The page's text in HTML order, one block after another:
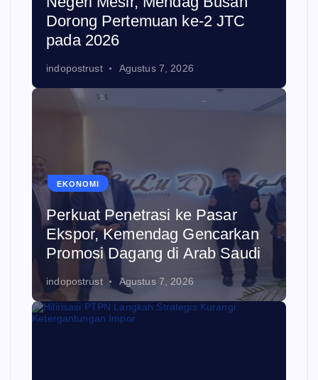
Dorong Pertemuan ke-2 JTC
pada 2026
indopostrust Agustus 7, 2026
EKONOMI
Perkuat Penetrasi ke Pasar
Ekspor, Kemendag Gencarkan
Promosi Dagang di Arab Saudi
indopostrust Agustus 7, 2026